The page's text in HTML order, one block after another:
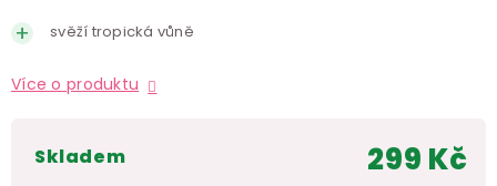
svěží tropická vůně
Více o produktu
skladem 299 Kč